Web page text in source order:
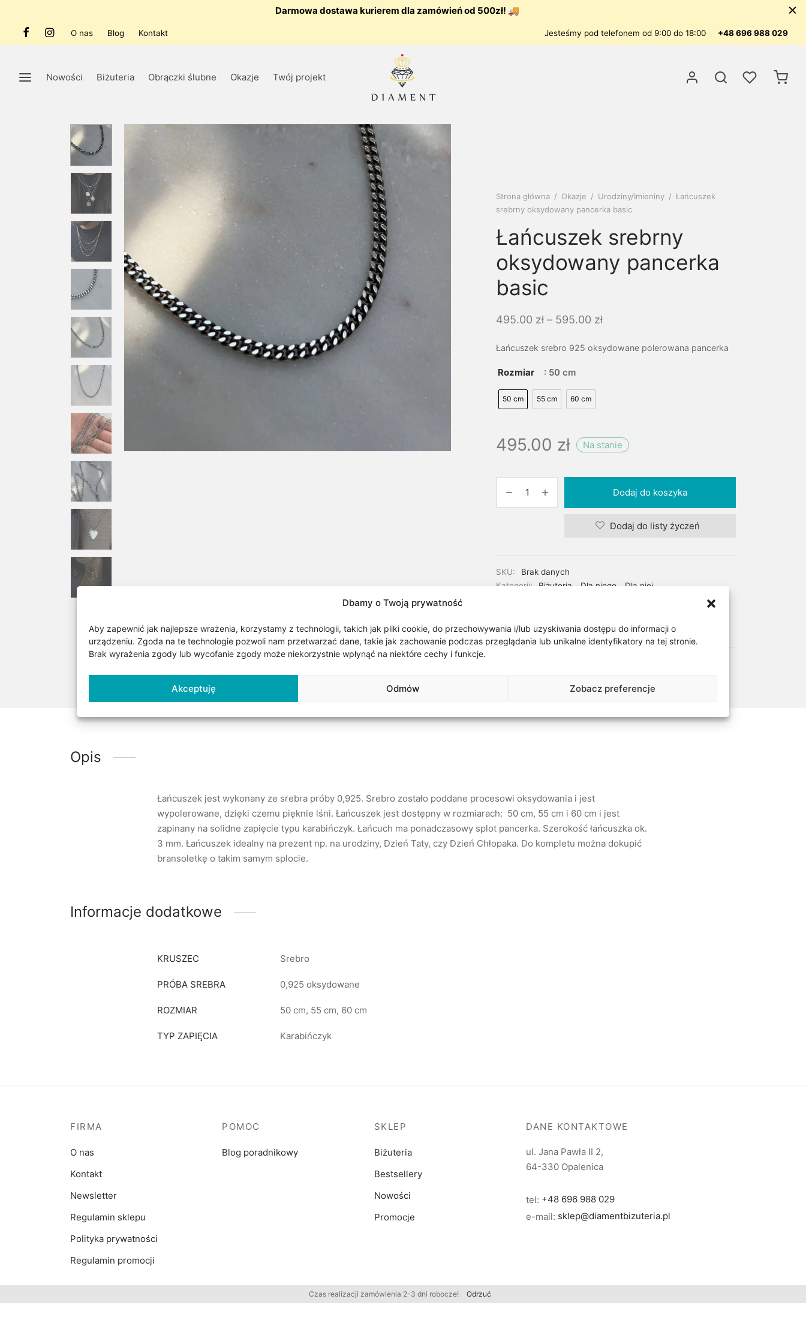
Dbamy o Twoją prywatność
Aby zapewnić jak najlepsze wrażenia, korzystamy z technologii, takich jak pliki cookie, do przechowywania i/lub uzyskiwania dostępu do informacji o
urządzeniu. Zgoda na te technologie pozwoli nam przetwarzać dane, takie jak zachowanie podczas przeglądania lub unikalne identyfikatory na tej stronie.
Brak wyrażenia zgody lub wycofanie zgody może niekorzystnie wpłynąć na niektóre cechy i funkcje.
Akceptuję Odmów Zobacz preferencje
Czas realizacji zamówienia 2-3 dni robocze! Odrzuć
Darmowa dostawa kurierem dla zamówień od 500zł! 🚚
O nas Blog Kontakt Jesteśmy pod telefonem od 9:00 do 18:00 +48 696 988 029
Nowości Biżuteria Obrączki ślubne Okazje Twój projekt
Strona główna / Okazje / Urodziny/Imieniny / Łańcuszek
srebrny oksydowany pancerka basic
Łańcuszek srebrny
oksydowany pancerka
basic
495.00 zł – 595.00 złZakres
495.00 zł
Łańcuszek srebro 925 oksydowane polerowana pancerka
Rozmiar : 50 cm
50 cm 55 cm 60 cm
495.00 zł Na stanie
Dodaj do koszyka
Dodaj do listy życzeń
SKU:
Brak danych
Kategorii:
Biżuteria Dla niego Dla niej
Surowiec/kruszec,
Znacznik: diaMEN
Opis
Łańcuszek jest wykonany ze srebra próby 0,925. Srebro zostało poddane procesowi oksydowania i jest
wypolerowane, dzięki czemu pięknie lśni. Łańcuszek jest dostępny w rozmiarach: 50 cm, 55 cm i 60 cm i jest
zapinany na solidne zapięcie typu karabińczyk. Łańcuch ma ponadczasowy splot pancerka. Szerokość łańcuszka ok.
3 mm. Łańcuszek idealny na prezent np. na urodziny, Dzień Taty, czy Dzień Chłopaka. Do kompletu można dokupić
bransoletkę o takim samym splocie.
Informacje dodatkowe
KRUSZEC Srebro
PRÓBA SREBRA 0,925 oksydowane
ROZMIAR 50 cm, 55 cm, 60 cm
TYP ZAPIĘCIA Karabińczyk
DANE KONTAKTOWE
ul. Jana Pawła II 2,
64-330 Opalenica
tel: +48 696 988 029
e-mail: sklep@diamentbizuteria.pl
POMOC
Blog poradnikowy
SKLEP
Biżuteria
Bestsellery
Nowości
Promocje
FIRMA
O nas
Kontakt
Newsletter
Regulamin sklepu
Polityka prywatności
Regulamin promocji